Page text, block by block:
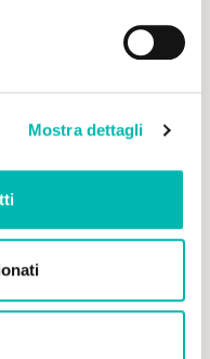
Mostra dettagli